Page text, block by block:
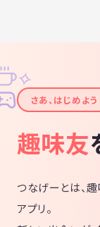
✦
✧
さあ、はじめよう
趣味友
つなげーとは、
アプリ。